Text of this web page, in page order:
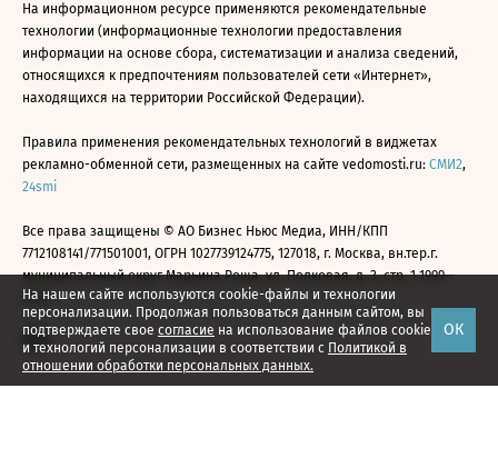
На нашем сайте используются cookie-файлы и технологии
персонализации. Продолжая пользоваться данным сайтом, вы
подтверждаете свое согласие на использование файлов cookie
и технологий персонализации в соответствии с Политикой в
отношении обработки персональных данных.
ОК
На информационном ресурсе применяются рекомендательные
технологии (информационные технологии предоставления
информации на основе сбора, систематизации и анализа сведений,
относящихся к предпочтениям пользователей сети «Интернет»,
находящихся на территории Российской Федерации).
Правила применения рекомендательных технологий в виджетах
рекламно-обменной сети, размещенных на сайте vedomosti.ru: СМИ2,
24smi
Все права защищены © АО Бизнес Ньюс Медиа, ИНН/КПП
7712108141/771501001, ОГРН 1027739124775, 127018, г. Москва, вн.тер.г.
муниципальный округ Марьина Роща, ул. Полковая, д. 3, стр. 1 1999—
2026